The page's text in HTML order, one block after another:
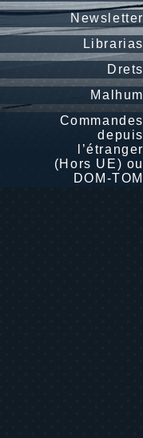
Newsletter
Librarias
Drets
Malhum
Commandes
depuis
l’étranger
(Hors UE) ou
DOM-TOM